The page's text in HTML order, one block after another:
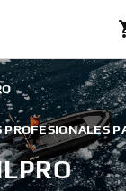
PROFESIONALES